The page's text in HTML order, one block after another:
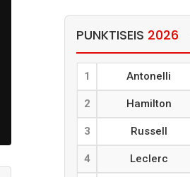
PUNKTISEIS 2026
1 Antonelli
2 Hamilton
3 Russell
4 Leclerc